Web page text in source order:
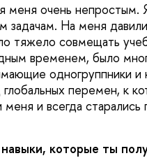
очень непростым.
На меня
тяжело совмещать
временем, было
одногруппники и
перемен, к
и всегда старались
которые ты